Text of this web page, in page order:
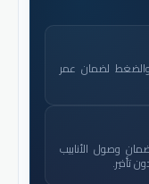
والضغط لضمان عمر
وصول الأنابيب
تأخير.